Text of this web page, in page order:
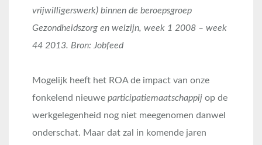
vrijwilligerswerk) binnen de beroepsgroep
Gezondheidszorg en welzijn, week 1 2008 – week
44 2013. Bron: Jobfeed
Mogelijk heeft het ROA de impact van onze
fonkelend nieuwe participatiemaatschappij op de
werkgelegenheid nog niet meegenomen danwel
onderschat. Maar dat zal in komende jaren